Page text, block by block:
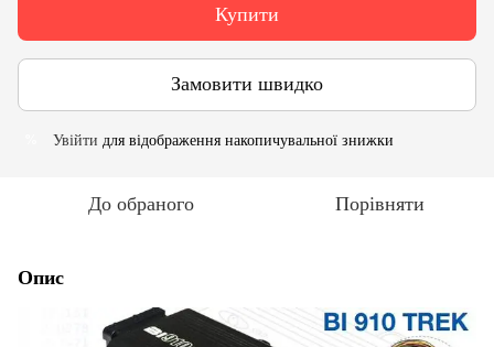
Купити
Замовити швидко
Увійти для відображення накопичувальної знижки
До обраного Порівняти
Опис